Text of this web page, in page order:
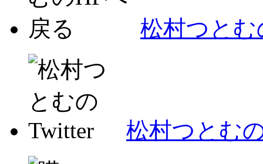
松村つとむ
松村つとむ